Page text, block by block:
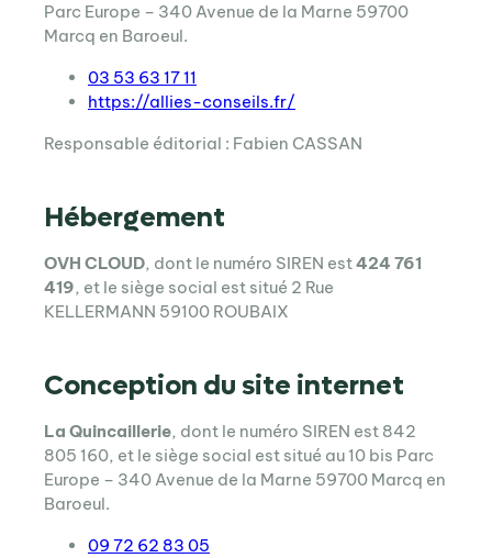
Parc Europe – 340 Avenue de la Marne 59700
Marcq en Baroeul.
03 53 63 17 11
https://allies-conseils.fr/
Responsable éditorial : Fabien CASSAN
Hébergement
OVH CLOUD, dont le numéro SIREN est424 761
419, et le siège social est situé 2 Rue
KELLERMANN 59100 ROUBAIX
Conception du site internet
La Quincaillerie, dont le numéro SIREN est 842
805 160, et le siège social est situé au 10 bis Parc
Europe – 340 Avenue de la Marne 59700 Marcq en
Baroeul.
09 72 62 83 05